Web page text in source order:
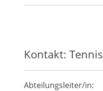
Kontakt: Tennis
Abteilungsleiter/in: